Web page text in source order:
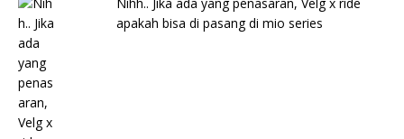
apakah bisa di pasang di mio series